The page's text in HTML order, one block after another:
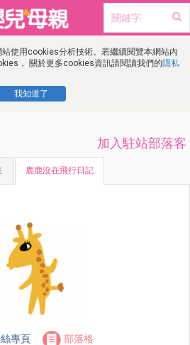
使用cookies分析技術。若繼續閱覽本網站內
， 關於更多cookies資訊請閱讀我們的隱私
我知道了
加入駐站部落客
鹿鹿沒在飛行日記
專頁 部落格